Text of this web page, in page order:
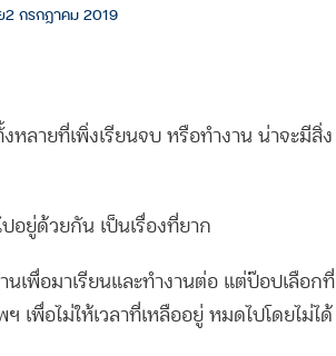
2 กรกฎาคม 2019
หลายที่เพิ่งเรียนจบ หรือทำงาน น่าจะมีสิ่ง
อยู่ด้วยกัน เป็นเรื่องที่ยาก
เพื่อมาเรียนและทำงานต่อ แต่ป๊อปเลือกที่
พื่อไม่ให้เวลาที่เหลืออยู่ หมดไปโดยไม่ได้